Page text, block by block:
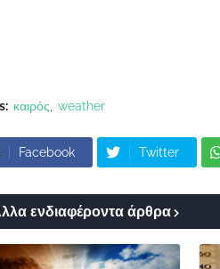
καιρός weather
Facebook Twitter
ενδιαφέροντα άρθρα